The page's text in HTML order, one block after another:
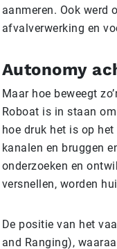
aanmeren. Ook werd
afvalverwerking en
Autonomy
Maar hoe beweegt
Roboat is in staan
hoe druk het is op
kanalen en bruggen
onderzoeken en
versnellen, worden
De positie van het
and Ranging),